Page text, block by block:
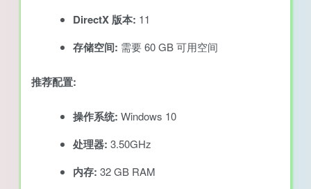
DirectX 版本: 11
存储空间: 需要 60 GB 可用空间
推荐配置:
操作系统: Windows 10
处理器: 3.50GHz
内存: 32 GB RAM